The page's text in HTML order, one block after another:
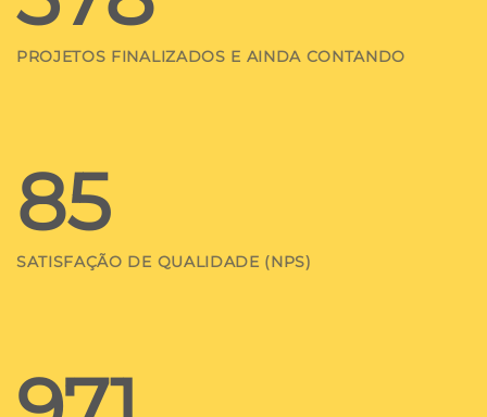
PROJETOS FINALIZADOS E AINDA CONTANDO
85
SATISFAÇÃO DE QUALIDADE (NPS)